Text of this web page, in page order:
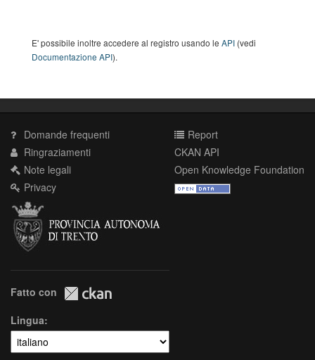
E' possibile inoltre accedere al registro usando le API (vedi
Documentazione API).
Domande frequenti
Ringraziamenti
Note legali
Privacy
Report
CKAN API
Open Knowledge Foundation
Fatto con
Lingua